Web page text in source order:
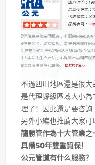
不過四川地區還是很
是代理縣級區域大小
理了！因此還是要咨
另外小編也推薦大家可
龍勝管作為十大管業
具備50年雙重質保！
公元管道有什么服務？